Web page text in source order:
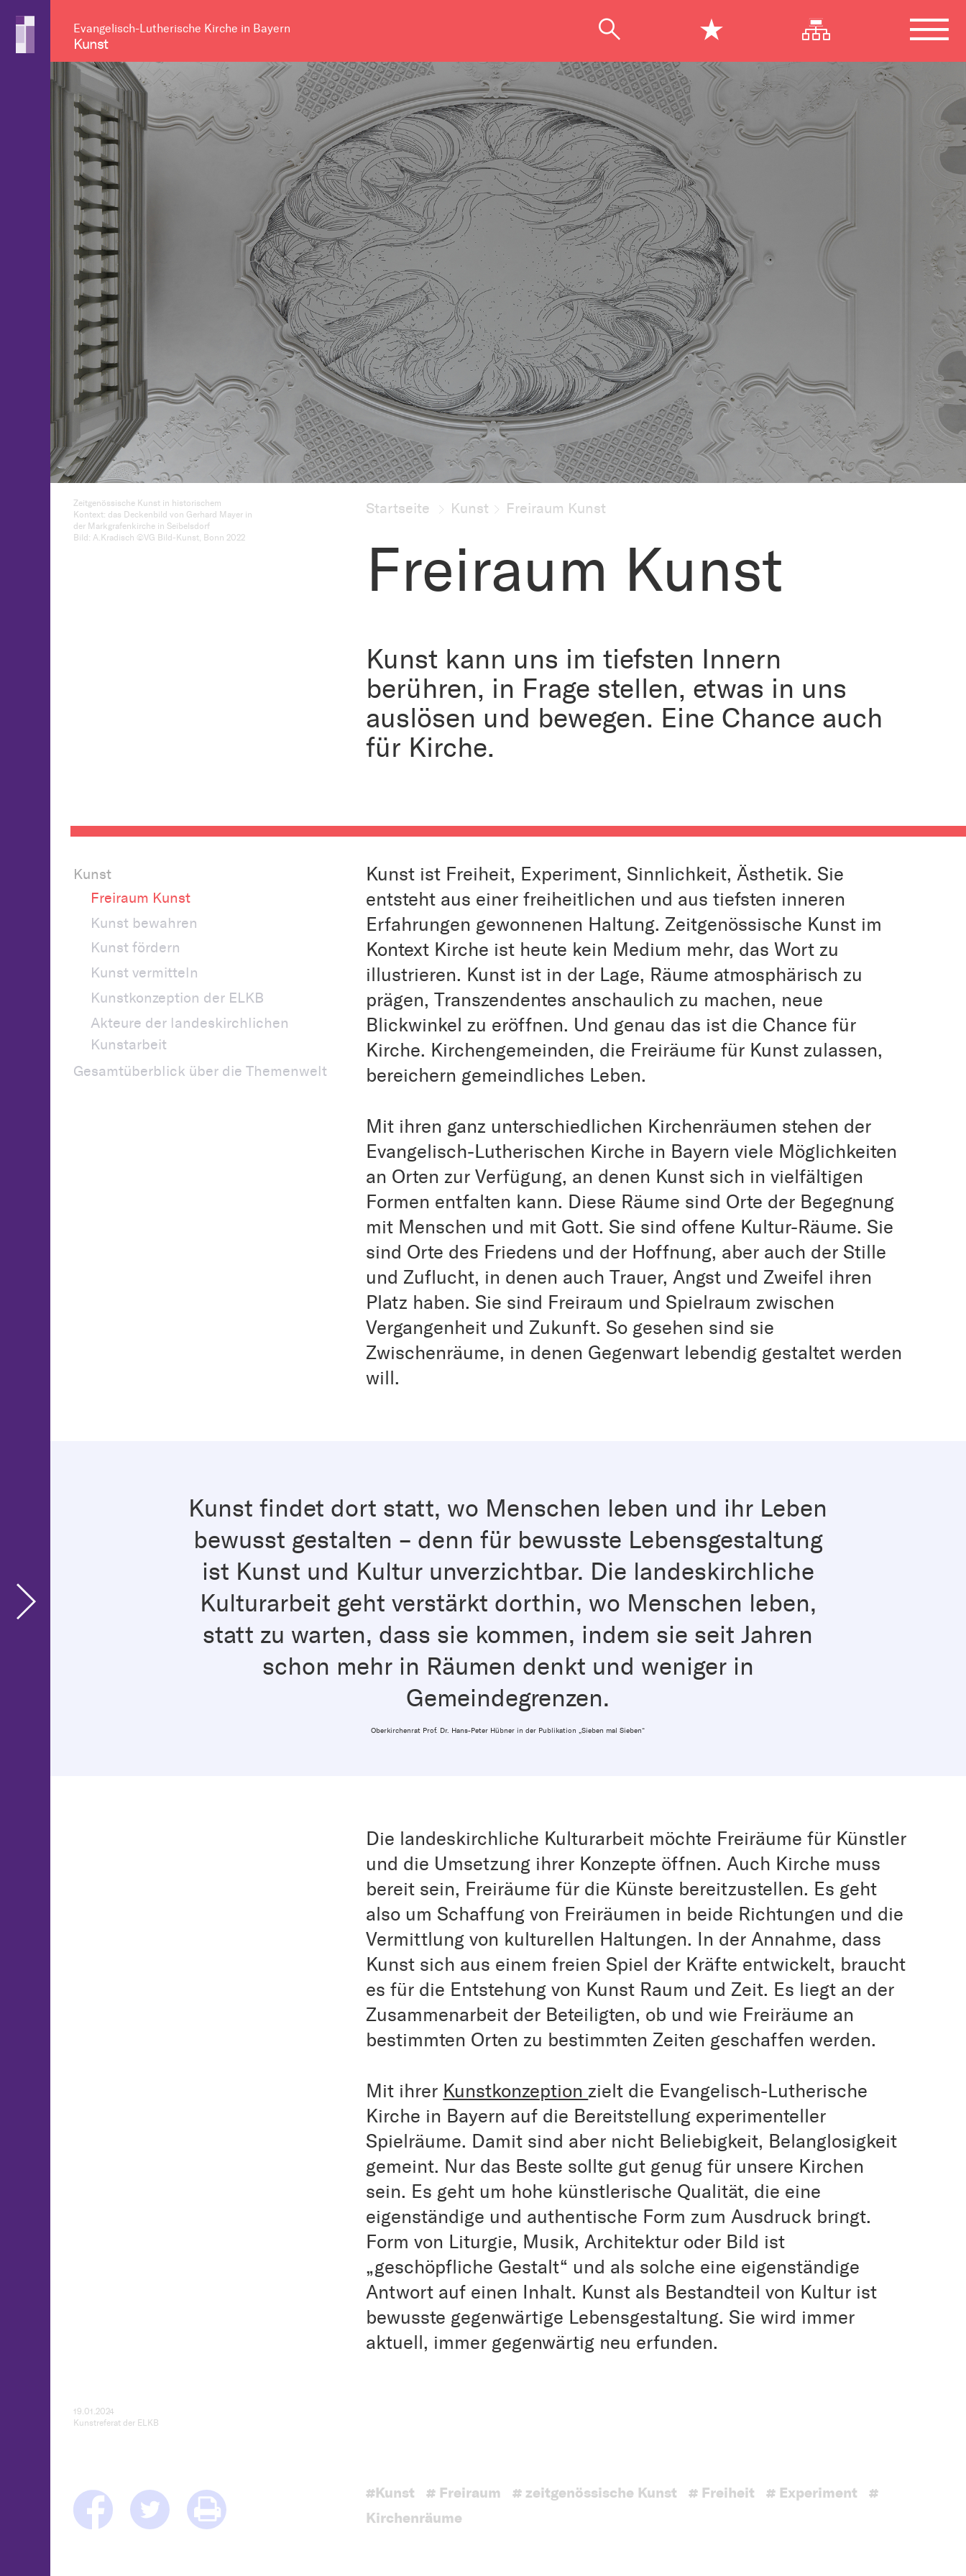
Evangelisch-Lutherische Kirche in Bayern
Kunst
Zeitgenössische Kunst in historischem
Kontext: das Deckenbild von Gerhard Mayer in
der Markgrafenkirche in Seibelsdorf
Bild: A.Kradisch ©VG Bild-Kunst, Bonn 2022
Startseite Kunst Freiraum Kunst
Freiraum Kunst
Kunst kann uns im tiefsten Innern
berühren, in Frage stellen, etwas in uns
auslösen und bewegen. Eine Chance auch
für Kirche.
Kunst
Freiraum Kunst
Kunst bewahren
Kunst fördern
Kunst vermitteln
Kunstkonzeption der ELKB
Akteure der landeskirchlichen
Kunstarbeit
Gesamtüberblick über die Themenwelt
Kunst ist Freiheit, Experiment, Sinnlichkeit, Ästhetik. Sie
entsteht aus einer freiheitlichen und aus tiefsten inneren
Erfahrungen gewonnenen Haltung. Zeitgenössische Kunst im
Kontext Kirche ist heute kein Medium mehr, das Wort zu
illustrieren. Kunst ist in der Lage, Räume atmosphärisch zu
prägen, Transzendentes anschaulich zu machen, neue
Blickwinkel zu eröffnen. Und genau das ist die Chance für
Kirche. Kirchengemeinden, die Freiräume für Kunst zulassen,
bereichern gemeindliches Leben.
Mit ihren ganz unterschiedlichen Kirchenräumen stehen der
Evangelisch-Lutherischen Kirche in Bayern viele Möglichkeiten
an Orten zur Verfügung, an denen Kunst sich in vielfältigen
Formen entfalten kann. Diese Räume sind Orte der Begegnung
mit Menschen und mit Gott. Sie sind offene Kultur-Räume. Sie
sind Orte des Friedens und der Hoffnung, aber auch der Stille
und Zuflucht, in denen auch Trauer, Angst und Zweifel ihren
Platz haben. Sie sind Freiraum und Spielraum zwischen
Vergangenheit und Zukunft. So gesehen sind sie
Zwischenräume, in denen Gegenwart lebendig gestaltet werden
will.
Kunst findet dort statt, wo Menschen leben und ihr Leben
bewusst gestalten – denn für bewusste Lebensgestaltung
ist Kunst und Kultur unverzichtbar. Die landeskirchliche
Kulturarbeit geht verstärkt dorthin, wo Menschen leben,
statt zu warten, dass sie kommen, indem sie seit Jahren
schon mehr in Räumen denkt und weniger in
Gemeindegrenzen.
Oberkirchenrat Prof. Dr. Hans-Peter Hübner in der Publikation „Sieben mal Sieben“
Die landeskirchliche Kulturarbeit möchte Freiräume für Künstler
und die Umsetzung ihrer Konzepte öffnen. Auch Kirche muss
bereit sein, Freiräume für die Künste bereitzustellen. Es geht
also um Schaffung von Freiräumen in beide Richtungen und die
Vermittlung von kulturellen Haltungen. In der Annahme, dass
Kunst sich aus einem freien Spiel der Kräfte entwickelt, braucht
es für die Entstehung von Kunst Raum und Zeit. Es liegt an der
Zusammenarbeit der Beteiligten, ob und wie Freiräume an
bestimmten Orten zu bestimmten Zeiten geschaffen werden.
Mit ihrer Kunstkonzeption zielt die Evangelisch-Lutherische
Kirche in Bayern auf die Bereitstellung experimenteller
Spielräume. Damit sind aber nicht Beliebigkeit, Belanglosigkeit
gemeint. Nur das Beste sollte gut genug für unsere Kirchen
sein. Es geht um hohe künstlerische Qualität, die eine
eigenständige und authentische Form zum Ausdruck bringt.
Form von Liturgie, Musik, Architektur oder Bild ist
„geschöpfliche Gestalt“ und als solche eine eigenständige
Antwort auf einen Inhalt. Kunst als Bestandteil von Kultur ist
bewusste gegenwärtige Lebensgestaltung. Sie wird immer
aktuell, immer gegenwärtig neu erfunden.
19.01.2024
Kunstreferat der ELKB
#Kunst # Freiraum # zeitgenössische Kunst # Freiheit # Experiment
#
Kirchenräume